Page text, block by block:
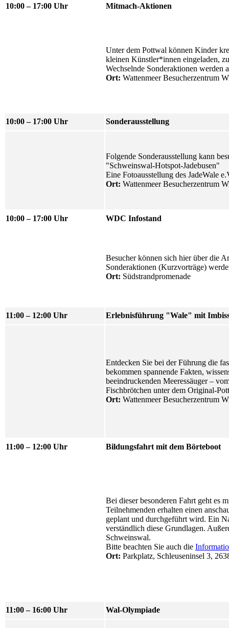
10:00 – 17:00 Uhr Mitmach-Aktionen
Unter dem Pottwal können Kinder
kleinen Künstler*innen eingeladen,
Wechselnde Sonderaktionen
Ort: Wattenmeer Besucherzentrum
10:00 – 17:00 Uhr Sonderausstellung
Folgende Sonderausstellung kann
"Schweinswal-Hotspot-Jadebusen"
Eine Fotoausstellung des JadeWale
Ort: Wattenmeer Besucherzentrum
10:00 – 17:00 Uhr WDC Infostand
Besucher können sich hier über die
Sonderaktionen (Kurzvorträge)
Ort: Südstrandpromenade
11:00 – 12:00 Uhr Erlebnisführung "Wale" mit
Entdecken Sie bei der Führung die
bekommen spannende Fakten,
beeindruckenden Meeressäuger –
Fischbrötchen unter dem Original-
Ort: Wattenmeer Besucherzentrum
11:00 – 12:00 Uhr Bildungsfahrt mit dem Börteboot
Bei dieser besonderen Fahrt geht es
Teilnehmenden erhalten einen
geplant und durchgeführt wird. Ein
verständlich diese Grundlagen.
Schweinswal.
Bitte beachten Sie auch die
Ort: Parkplatz, Schleuseninsel 3,
11:00 – 16:00 Uhr Wal-Olympiade